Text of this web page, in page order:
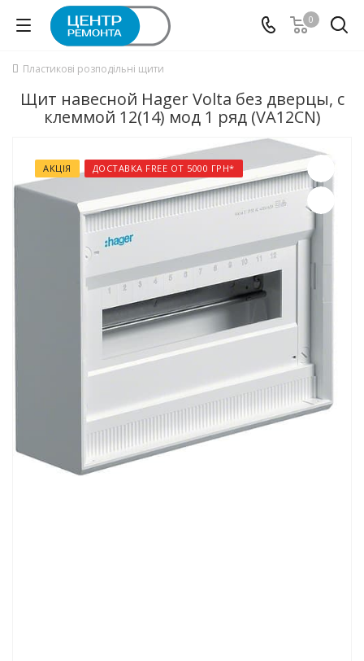
0
Пластикові розподільні щити
Щит навесной Hager Volta без дверцы, с
клеммой 12(14) мод 1 ряд (VA12CN)
АКЦІЯ ДОСТАВКА FREE ОТ 5000 ГРН*